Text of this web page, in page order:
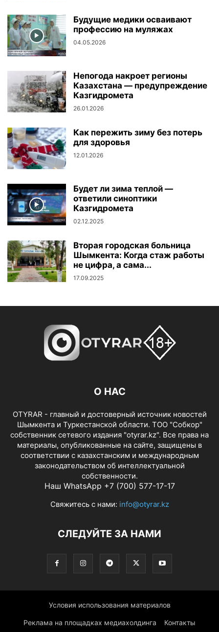
Будущие медики осваивают
профессию на муляжах
04.05.2026
Непогода накроет регионы
Казахстана — предупреждение
Казгидромета
26.01.2026
Как пережить зиму без потерь
для здоровья
12.01.2026
Будет ли зима теплой —
ответили синоптики
Казгидромета
02.12.2025
Вторая городская больница
Шымкента: Когда стаж работы
не цифра, а сама...
17.09.2025
О НАС
OTYRAR - главный и достоверный источник новостей
Шымкента и Туркестанской области. ТОО "Собкор"
собственник сетевого издания "otyrar.kz". Все права на
материалы, опубликованные на сайте, защищены в
соответствии с казахстанским и международным
законодательством об интеллектуальной
собственности.
Наш WhatsApp +7 (700) 577-17-17
Свяжитесь с нами: info@otyrar.kz
СЛЕДУЙТЕ ЗА НАМИ
Условия использования материалов
Реклама на площадках медиахолдинга Контакты